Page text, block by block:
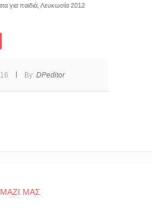
για παιδιά, Λευκωσία 2012
By: DPeditor
ΜΑΣ